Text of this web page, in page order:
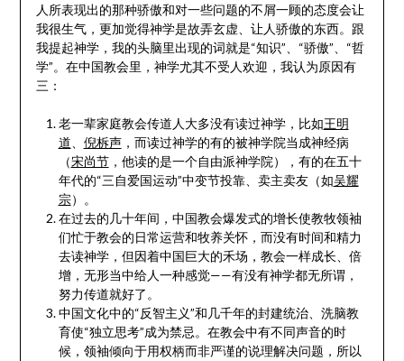
人所表现出的那种骄傲和对一些问题的不屑一顾的态度会让
我很生气，更加觉得神学是故弄玄虚、让人骄傲的东西。跟
我提起神学，我的头脑里出现的词就是“知识”、“骄傲”、“哲
学”。在中国教会里，神学尤其不受人欢迎，我认为原因有
三：
老一辈家庭教会传道人大多没有读过神学，比如王明
道
倪柝声，而读过神学的有的被神学院当成神经病
（宋尚节，他读的是一个自由派神学院），有的在五十
年代的“三自爱国运动”中变节投靠、卖主卖友（如吴耀
宗）。
在过去的几十年间，中国教会爆发式的增长使教牧领袖
们忙于教会的日常运营和牧养关怀，而没有时间和精力
去读神学，但因着中国巨大的禾场，教会一样成长、倍
增，无形当中给人一种感觉——有没有神学都无所谓，
努力传道就好了。
中国文化中的“反智主义”和几千年的封建统治、洗脑教
育使“独立思考”成为禁忌。在教会中有不同声音的时
候，领袖倾向于用权柄而非严谨的说理解决问题，所以